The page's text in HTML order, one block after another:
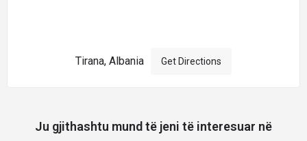
Tirana, Albania Get Directions
Ju gjithashtu mund të jeni të interesuar në